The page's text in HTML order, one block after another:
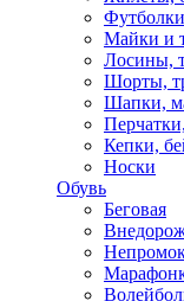
Майки и
Лосины,
Шорты,
Шапки,
Кепки,
Носки
Обувь
Беговая